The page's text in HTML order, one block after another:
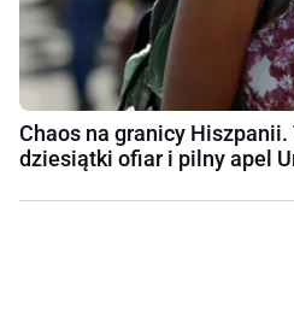
Chaos na granicy
dziesiątki ofiar i pilny apel